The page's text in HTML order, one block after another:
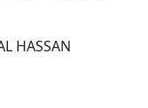
HASSAN